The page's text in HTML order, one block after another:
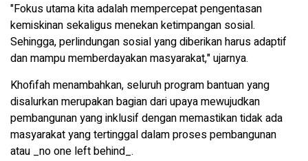
"Fokus utama kita adalah mempercepat pengentasan
kemiskinan sekaligus menekan ketimpangan sosial.
Sehingga, perlindungan sosial yang diberikan harus adaptif
dan mampu memberdayakan masyarakat," ujarnya.
Khofifah menambahkan, seluruh program bantuan yang
disalurkan merupakan bagian dari upaya mewujudkan
pembangunan yang inklusif dengan memastikan tidak ada
masyarakat yang tertinggal dalam proses pembangunan
atau _no one left behind_.